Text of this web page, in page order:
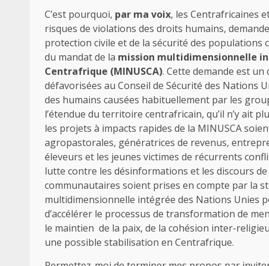
C’est pourquoi, par ma voix, les Centrafricaines
risques de violations des droits humains,
protection civile et de la sécurité des populations
du mandat de la mission multidimensionnelle
Centrafrique (MINUSCA). Cette demande est
défavorisées au Conseil de Sécurité des Nations
des humains causées habituellement par les
l’étendue du territoire centrafricain, qu’il n’y ait
les projets à impacts rapides de la MINUSCA
agropastorales, génératrices de revenus,
éleveurs et les jeunes victimes de récurrents
lutte contre les désinformations et les discours
communautaires soient prises en compte par la
multidimensionnelle intégrée des Nations Unies
d’accélérer le processus de transformation de
le maintien de la paix, de la cohésion inter-
une possible stabilisation en Centrafrique.